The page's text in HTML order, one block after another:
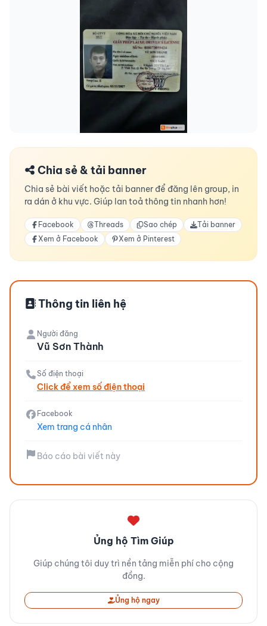
Chia sẻ & tải banner
Chia sẻ bài viết hoặc tải banner để đăng lên group, in
ra dán ở khu vực. Giúp lan toả thông tin nhanh hơn!
Facebook Threads Sao chép
Tải banner
Xem ở Facebook
Xem ở Pinterest
Thông tin liên hệ
Người đăng
Vũ Sơn Thành
Số điện thoại
Click để xem số điện thoại
Facebook
Xem trang cá nhân
Báo cáo bài viết này
Ủng hộ Tìm Giúp
Giúp chúng tôi duy trì nền tảng miễn phí cho cộng
đồng.
Ủng hộ ngay